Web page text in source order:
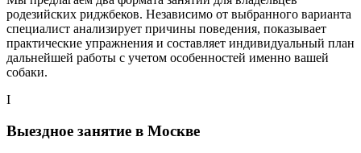
родезийских риджбеков. Независимо от выбранного варианта
специалист анализирует причины поведения, показывает
практические упражнения и составляет индивидуальный план
дальнейшей работы с учетом особенностей именно вашей
собаки.
I
Выездное занятие в Москве